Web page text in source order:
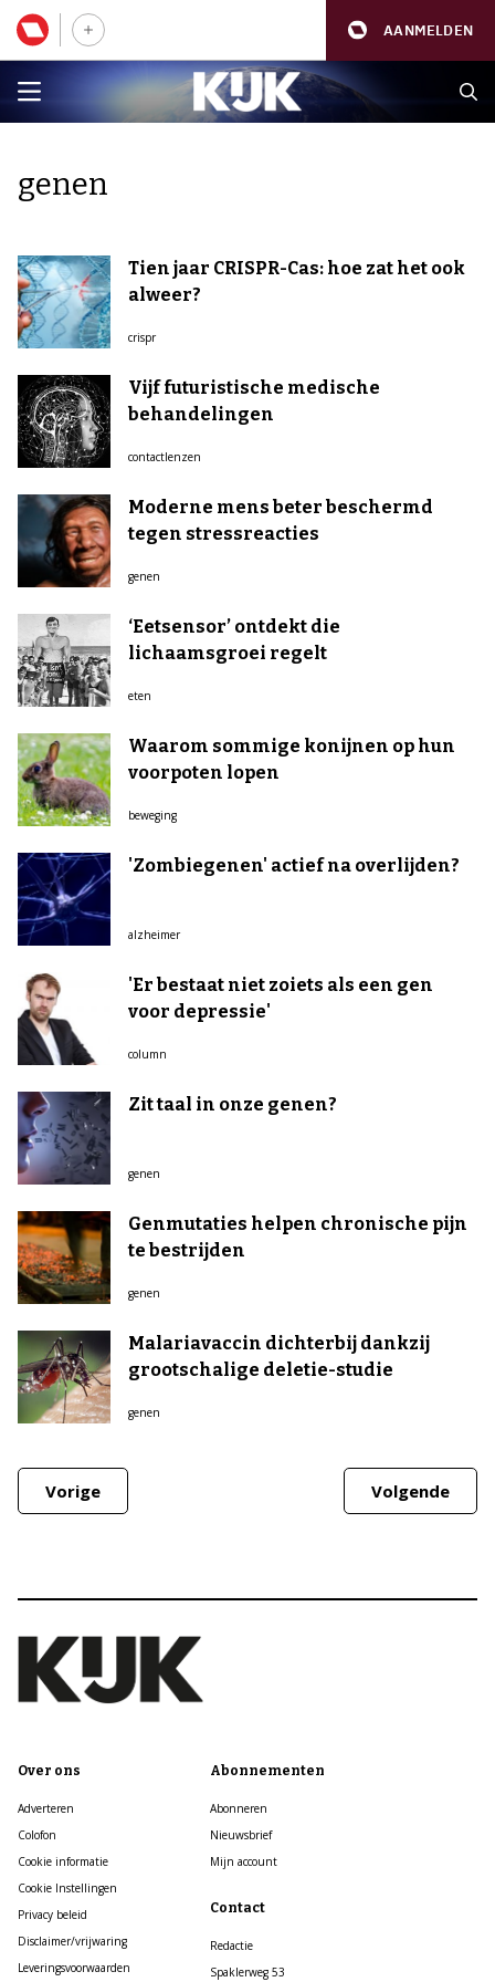
AANMELDEN
genen
Tien jaar CRISPR-Cas: hoe zat het ook
alweer?
crispr
Vijf futuristische medische
behandelingen
contactlenzen
Moderne mens beter beschermd
tegen stressreacties
genen
‘Eetsensor’ ontdekt die
lichaamsgroei regelt
eten
Waarom sommige konijnen op hun
voorpoten lopen
beweging
'Zombiegenen' actief na overlijden?
alzheimer
'Er bestaat niet zoiets als een gen
voor depressie'
column
Zit taal in onze genen?
genen
Genmutaties helpen chronische pijn
te bestrijden
genen
Malariavaccin dichterbij dankzij
grootschalige deletie-studie
genen
Vorige Volgende
Over ons
Adverteren
Colofon
Cookie informatie
Cookie Instellingen
Privacy beleid
Disclaimer/vrijwaring
Leveringsvoorwaarden
Abonnementen
Abonneren
Nieuwsbrief
Mijn account
Contact
Redactie
Spaklerweg 53